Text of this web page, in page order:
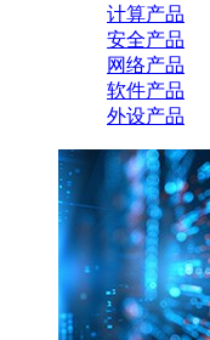
计算产品
安全产品
网络产品
软件产品
外设产品